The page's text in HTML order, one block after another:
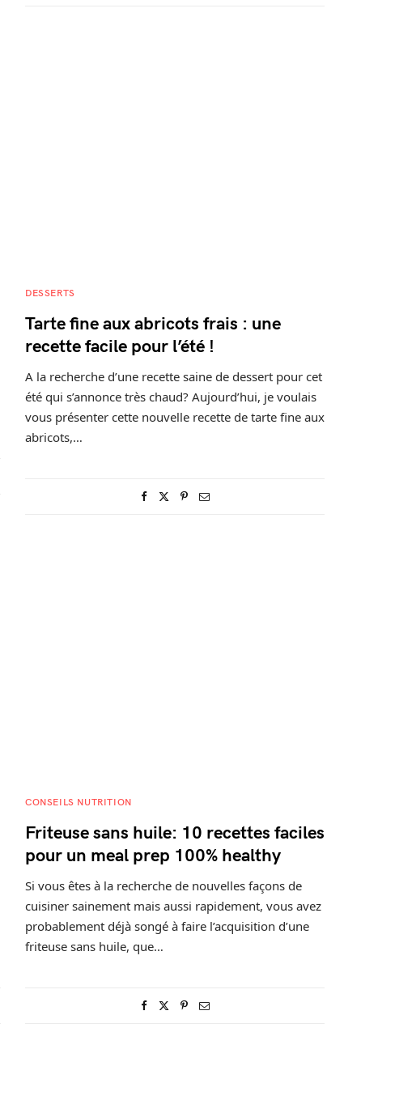
DESSERTS
Tarte fine aux abricots frais : une
recette facile pour l’été !
A la recherche d’une recette saine de dessert pour cet
été qui s’annonce très chaud? Aujourd’hui, je voulais
vous présenter cette nouvelle recette de tarte fine aux
abricots,…
CONSEILS NUTRITION
Friteuse sans huile: 10 recettes faciles
pour un meal prep 100% healthy
Si vous êtes à la recherche de nouvelles façons de
cuisiner sainement mais aussi rapidement, vous avez
probablement déjà songé à faire l’acquisition d’une
friteuse sans huile, que…